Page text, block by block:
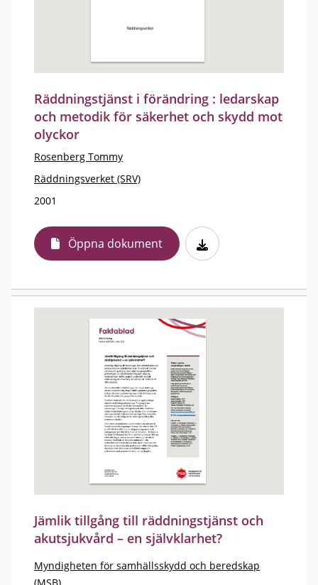
Räddningstjänst i förändring : ledarskap
och metodik för säkerhet och skydd mot
olyckor
Rosenberg Tommy
Räddningsverket (SRV)
2001
Öppna dokument
Jämlik tillgång till räddningstjänst och
akutsjukvård – en självklarhet?
Myndigheten för samhällsskydd och beredskap